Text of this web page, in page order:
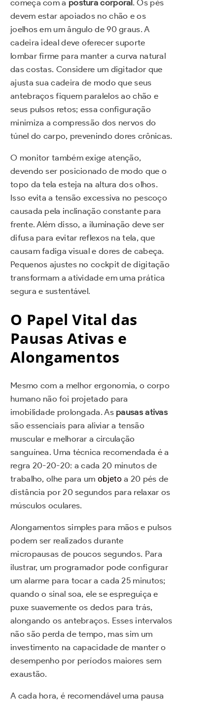
começa com a postura corporal . Os pés
devem estar apoiados no chão e os
joelhos em um ângulo de 90 graus. A
cadeira ideal deve oferecer suporte
lombar firme para manter a curva natural
das costas. Considere um digitador que
ajusta sua cadeira de modo que seus
antebraços fiquem paralelos ao chão e
seus pulsos retos; essa configuração
minimiza a compressão dos nervos do
túnel do carpo, prevenindo dores crônicas.
O monitor também exige atenção,
devendo ser posicionado de modo que o
topo da tela esteja na altura dos olhos.
Isso evita a tensão excessiva no pescoço
causada pela inclinação constante para
frente. Além disso, a iluminação deve ser
difusa para evitar reflexos na tela, que
causam fadiga visual e dores de cabeça.
Pequenos ajustes no cockpit de digitação
transformam a atividade em uma prática
segura e sustentável.
O Papel Vital das
Pausas Ativas e
Alongamentos
Mesmo com a melhor ergonomia, o corpo
humano não foi projetado para
imobilidade prolongada. As pausas ativas
são essenciais para aliviar a tensão
muscular e melhorar a circulação
sanguínea. Uma técnica recomendada é a
regra 20-20-20: a cada 20 minutos de
trabalho, olhe para um objeto a 20 pés de
distância por 20 segundos para relaxar os
músculos oculares.
Alongamentos simples para mãos e pulsos
podem ser realizados durante
micropausas de poucos segundos. Para
ilustrar, um programador pode configurar
um alarme para tocar a cada 25 minutos;
quando o sinal soa, ele se espreguiça e
puxe suavemente os dedos para trás,
alongando os antebraços. Esses intervalos
não são perda de tempo, mas sim um
investimento na capacidade de manter o
desempenho por períodos maiores sem
exaustão.
A cada hora, é recomendável uma pausa